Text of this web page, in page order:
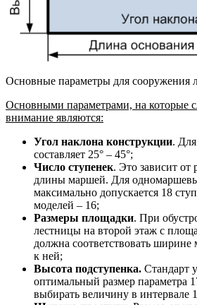
Основные параметры для сооружения
Основными параметрами, на которые
внимание являются:
Угол наклона конструкции.
составляет 25° – 45°;
Число ступенек. Это зависит от
длины маршей. Для
максимально допускается 18
моделей – 16;
Размеры площадки. При
лестницы на второй этаж с
должна соответствовать
к ней;
Высота подступенка. Стандарт
оптимальный размер параметра
выбирать величину в интервале